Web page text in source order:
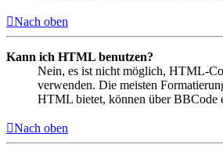
Nach oben
Kann ich HTML benutzen?
Nein, es ist nicht möglich, HTML-
verwenden. Die meisten
HTML bietet, können über BBCode
Nach oben